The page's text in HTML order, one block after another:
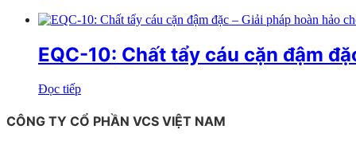
EQC-10: Chất tẩy cáu cặn đậm
Đọc tiếp
CÔNG TY CỔ PHẦN VCS VIỆT NAM